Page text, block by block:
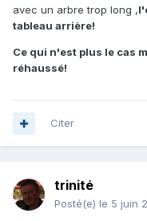
avec un arbre trop long ,
tableau arrière!
Ce qui n'est plus le cas
réhaussé!
Citer
trinité
Posté(e) le 5 juin